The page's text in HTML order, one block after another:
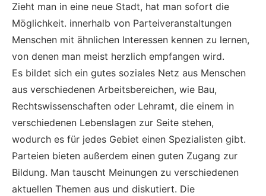
Zieht man in eine neue Stadt, hat man sofort die
Möglichkeit. innerhalb von Parteiveranstaltungen
Menschen mit ähnlichen Interessen kennen zu lernen,
von denen man meist herzlich empfangen wird.
Es bildet sich ein gutes soziales Netz aus Menschen
aus verschiedenen Arbeitsbereichen, wie Bau,
Rechtswissenschaften oder Lehramt, die einem in
verschiedenen Lebenslagen zur Seite stehen,
wodurch es für jedes Gebiet einen Spezialisten gibt.
Parteien bieten außerdem einen guten Zugang zur
Bildung. Man tauscht Meinungen zu verschiedenen
aktuellen Themen aus und diskutiert. Die